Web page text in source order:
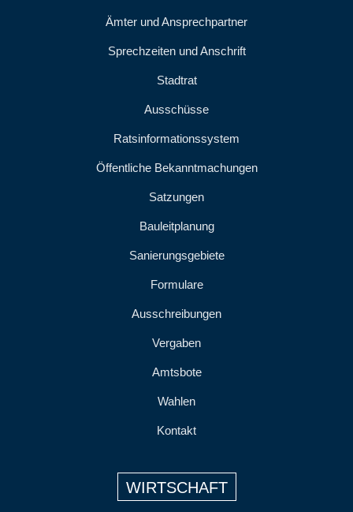
Ämter und Ansprechpartner
Sprechzeiten und Anschrift
Stadtrat
Ausschüsse
Ratsinformationssystem
Öffentliche Bekanntmachungen
Satzungen
Bauleitplanung
Sanierungsgebiete
Formulare
Ausschreibungen
Vergaben
Amtsbote
Wahlen
Kontakt
WIRTSCHAFT